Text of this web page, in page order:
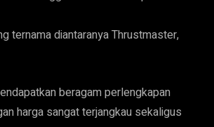
ternama diantaranya Thrustmaster,
beragam perlengkapan
harga sangat terjangkau sekaligus